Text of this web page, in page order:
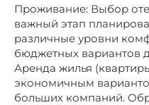
Проживание: Выбор
важный этап
различные уровни
бюджетных вариантов
Аренда жилья
экономичным
больших компаний.